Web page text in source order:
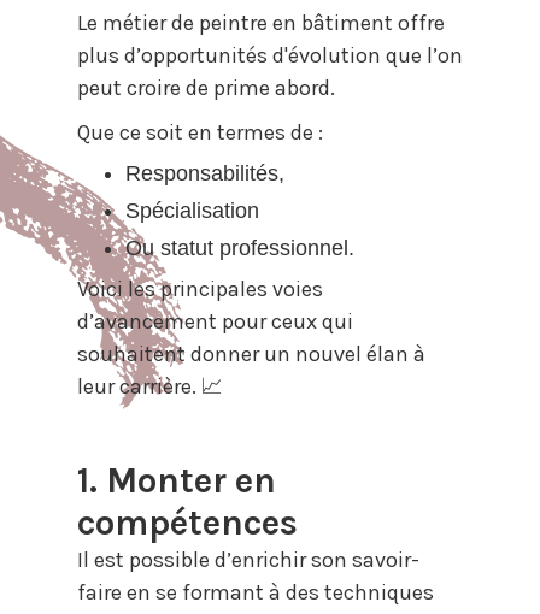
Le métier de peintre en bâtiment offre
plus d’opportunités d'évolution que l’on
peut croire de prime abord.
Que ce soit en termes de :
Responsabilités,
Spécialisation
Ou statut professionnel.
Voici les principales voies
d’avancement pour ceux qui
souhaitent donner un nouvel élan à
leur carrière. 📈
1. Monter en
compétences
Il est possible d’enrichir son savoir-
faire en se formant à des techniques